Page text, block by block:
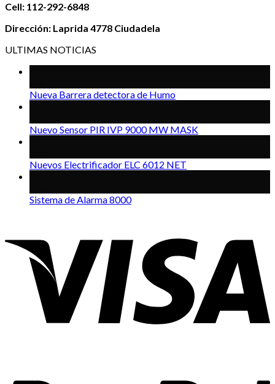
Cell: 112-292-6848
Dirección: Laprida 4778 Ciudadela
ULTIMAS NOTICIAS
Nueva Barrera detectora de Humo
Nuevo Sensor PIR IVP 9000 MW MASK
Nuevos Electrificador ELC 6012 NET
Sistema de Alarma 8000